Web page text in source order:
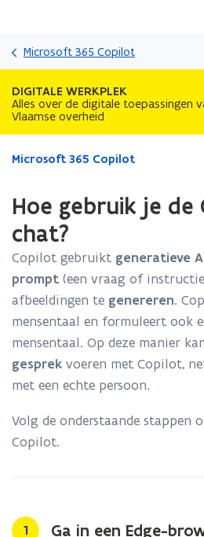
Microsoft 365 Copilot
DIGITALE WERKPLEK
Alles over de digitale toepassingen
Vlaamse overheid
Gedaan
bevindt
zich
op:
Hoe
gebruik
Copilot-
Microsoft 365 Copilot
Hoe gebruik je de
chat?
Copilot gebruikt generatieve
prompt (een vraag of
afbeeldingen te genereren.
mensentaal en formuleert ook
mensentaal. Op deze manier
gesprek voeren met Copilot,
met een echte persoon.
Volg de onderstaande stappen
Copilot.
Stap
1
Ga in een Edge-